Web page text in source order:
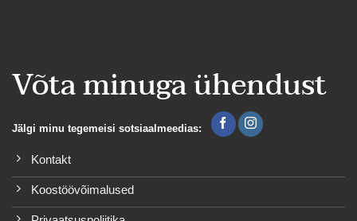
Võta minuga ühendust
Jälgi minu tegemeisi sotsiaalmeedias:
Kontakt
Koostöövõimalused